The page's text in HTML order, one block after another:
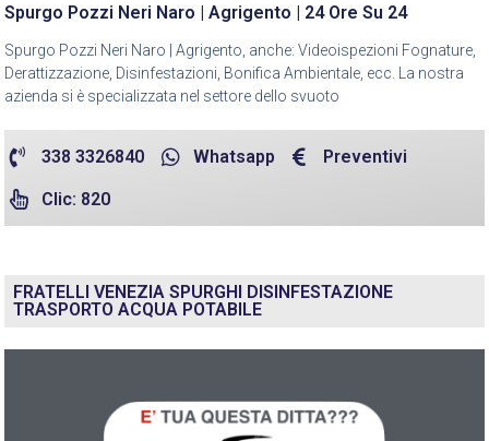
Spurgo Pozzi Neri Naro | Agrigento | 24 Ore Su 24
Spurgo Pozzi Neri Naro | Agrigento, anche: Videoispezioni Fognature,
Derattizzazione, Disinfestazioni, Bonifica Ambientale, ecc. La nostra
azienda si è specializzata nel settore dello svuoto
338 3326840 Whatsapp Preventivi
Clic: 820
FRATELLI VENEZIA SPURGHI DISINFESTAZIONE
TRASPORTO ACQUA POTABILE